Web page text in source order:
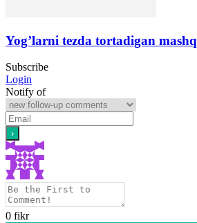
Yog’larni tezda tortadigan mashq
Subscribe
Login
Notify of
0 fikr